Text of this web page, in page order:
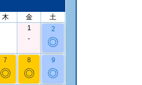
木 金
土
1
-
2
◎
7
◎
8
◎
9
◎